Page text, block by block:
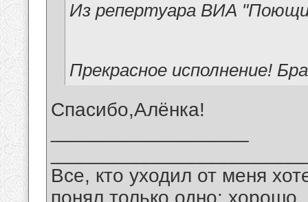
Из репертуара ВИА
Прекрасное исполнение!
Спасибо,Алёнка!
Все, кто уходил от меня